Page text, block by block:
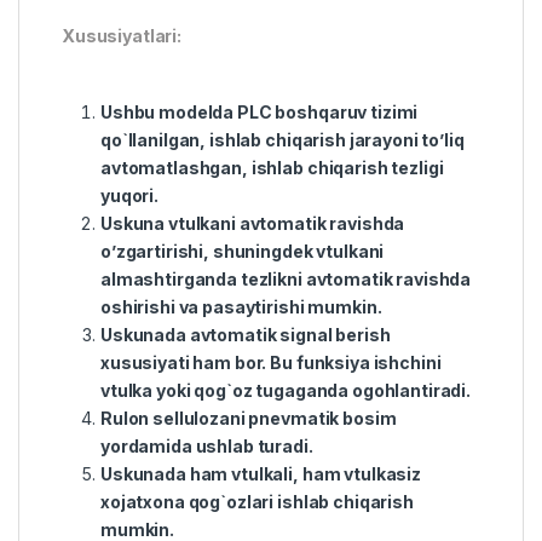
Xususiyatlari:
Ushbu modelda PLC boshqaruv tizimi
qo`llanilgan, ishlab chiqarish jarayoni to’liq
avtomatlashgan, ishlab chiqarish tezligi
yuqori.
Uskuna vtulkani avtomatik ravishda
o’zgartirishi, shuningdek vtulkani
almashtirganda tezlikni avtomatik ravishda
oshirishi va pasaytirishi mumkin.
Uskunada avtomatik signal berish
xususiyati ham bor. Bu funksiya ishchini
vtulka yoki qog`oz tugaganda ogohlantiradi.
Rulon sellulozani pnevmatik bosim
yordamida ushlab turadi.
Uskunada ham vtulkali, ham vtulkasiz
xojatxona qog`ozlari ishlab chiqarish
mumkin.